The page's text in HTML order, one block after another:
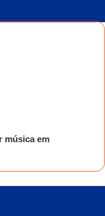
música em